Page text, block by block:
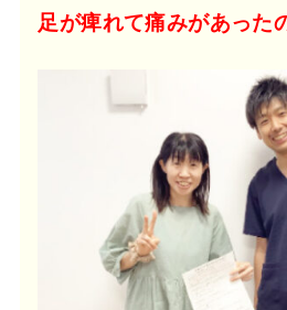
足が痺れて痛みがあった